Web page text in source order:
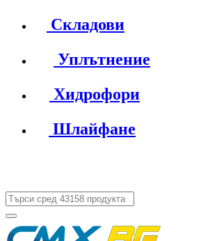
Складови
Уплътнение
Хидрофори
Шлайфане